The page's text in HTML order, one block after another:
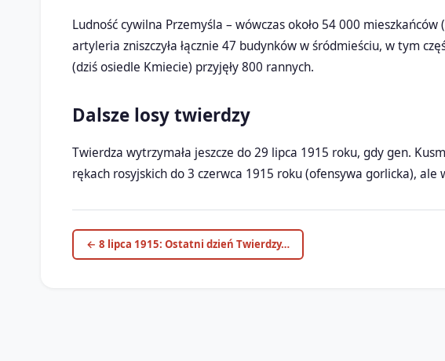
Ludność cywilna Przemyśla – wówczas około 54 000
artyleria zniszczyła łącznie 47 budynków w śródmieściu, w tym
(dziś osiedle Kmiecie) przyjęły 800 rannych.
Dalsze losy twierdzy
Twierdza wytrzymała jeszcze do 29 lipca 1915 roku, gdy gen.
rękach rosyjskich do 3 czerwca 1915 roku (ofensywa gorlicka),
← 8 lipca 1915: Ostatni dzień Twierdzy…